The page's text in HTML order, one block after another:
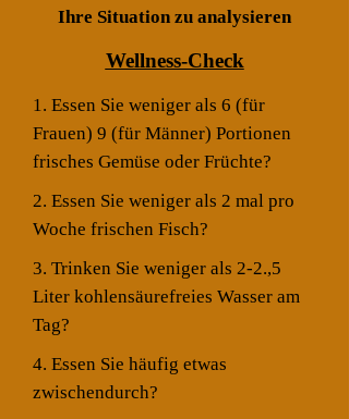
Ihre Situation zu analysieren
Wellness-Check
1. Essen Sie weniger als 6 (für
Frauen) 9 (für Männer) Portionen
frisches Gemüse oder Früchte?​
2. Essen Sie weniger als 2 mal pro
Woche frischen Fisch?
3. Trinken Sie weniger als 2-2.,5
Liter kohlensäurefreies Wasser am
Tag?
4. Essen Sie häufig etwas
zwischendurch?